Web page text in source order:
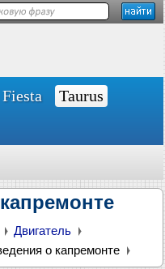
Fiesta
Taurus
Двигатель
о капремонте